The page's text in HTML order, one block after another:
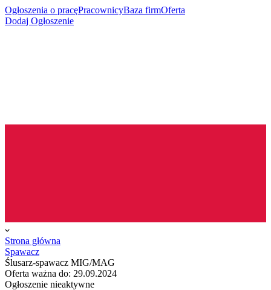
Ogłoszenia o pracęPracownicyBaza firmOferta
Dodaj Ogłoszenie
Strona główna
Spawacz
Ślusarz-spawacz MIG/MAG
Oferta ważna do: 29.09.2024
Ogłoszenie nieaktywne